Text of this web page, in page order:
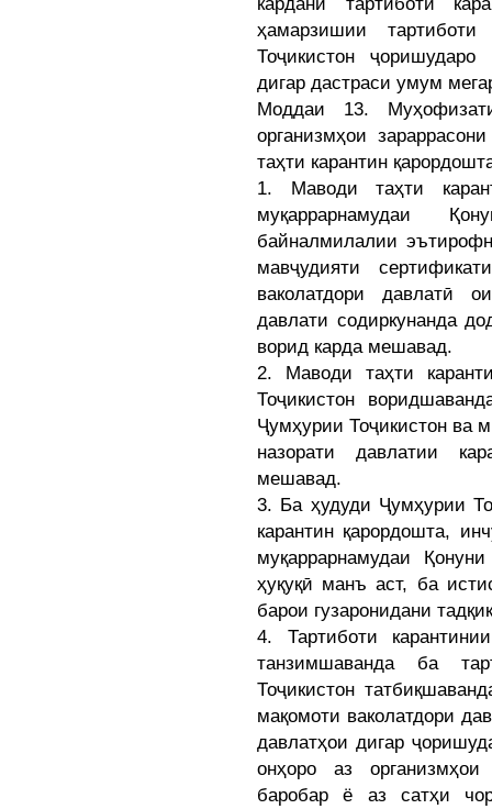
ҳамарзишии
Тоҷикистон
дигар дастраси умум
Моддаи 13.
организмҳои
таҳти карантин
1. Маводи таҳти
муқаррарнамудаи
байналмилалии
мавҷудияти
ваколатдори давлатӣ
давлати содиркунанда
ворид карда мешавад.
2. Маводи таҳти
Тоҷикистон
Ҷумҳурии Тоҷикистон ва
назорати давлатии
мешавад.
3. Ба ҳудуди Ҷумҳурии
карантин қарордошта,
муқаррарнамудаи
ҳуқуқӣ манъ аст, ба
барои гузаронидани
4. Тартиботи
танзимшаванда ба
Тоҷикистон
мақомоти ваколатдори
давлатҳои дигар
онҳоро аз
баробар ё аз сатҳи